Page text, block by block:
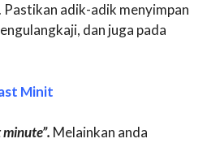
adik-adik menyimpan
dan juga pada
Minit
Melainkan anda